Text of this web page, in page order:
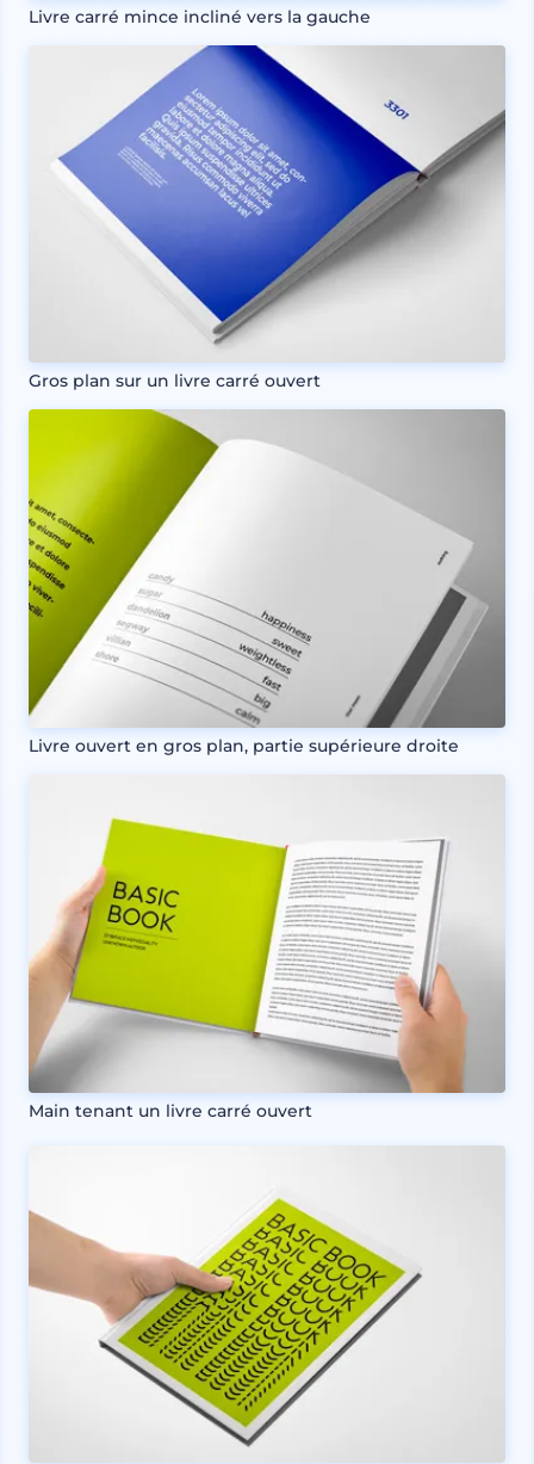
Livre carré mince incliné vers la gauche
Gros plan sur un livre carré ouvert
Livre ouvert en gros plan, partie supérieure droite
Main tenant un livre carré ouvert